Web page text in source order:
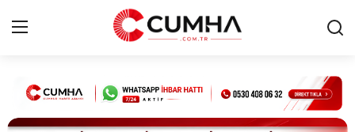
Kurumsal